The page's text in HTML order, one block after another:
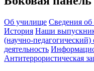
Об училище Сведения об
История Наши
(научно-педагогический)
деятельность
Антитеррористическая